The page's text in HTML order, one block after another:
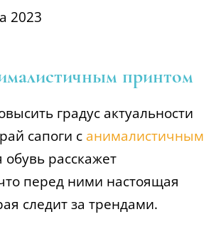
принтом
градус актуальности
сапоги с анималистичным
расскажет
перед ними настоящая
следит за трендами.